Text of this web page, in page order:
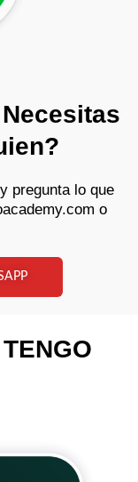
pregunta lo que
o